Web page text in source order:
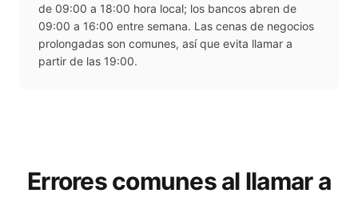
de 09:00 a 18:00 hora local; los bancos abren de
09:00 a 16:00 entre semana. Las cenas de negocios
prolongadas son comunes, así que evita llamar a
partir de las 19:00.
Errores comunes al llamar a